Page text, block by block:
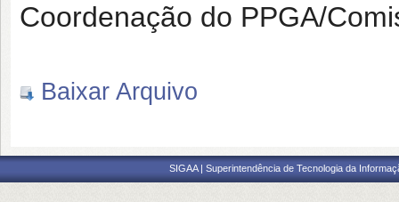
Coordenação do PPGA/
Baixar Arquivo
SIGAA | Superintendência de Tecnologia da